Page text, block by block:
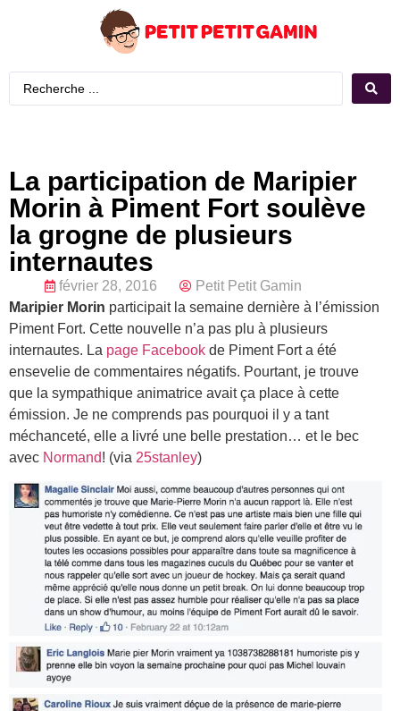
La participation de Maripier
Morin à Piment Fort soulève
la grogne de plusieurs
internautes
février 28, 2016
Petit Petit Gamin
Maripier Morin participait la semaine dernière à l’émission
Piment Fort. Cette nouvelle n’a pas plu à plusieurs
internautes. La page Facebook de Piment Fort a été
ensevelie de commentaires négatifs. Pourtant, je trouve
que la sympathique animatrice avait ça place à cette
émission. Je ne comprends pas pourquoi il y a tant
méchanceté, elle a livré une belle prestation… et le bec
avec Normand! (via 25stanley)